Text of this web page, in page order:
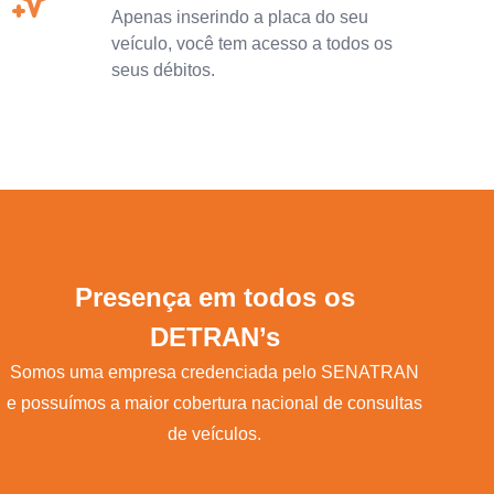
Apenas inserindo a placa do seu
veículo, você tem acesso a todos os
seus débitos.
Presença em todos os
DETRAN’s
Somos uma empresa credenciada pelo SENATRAN
e possuímos a maior cobertura nacional de consultas
de veículos.